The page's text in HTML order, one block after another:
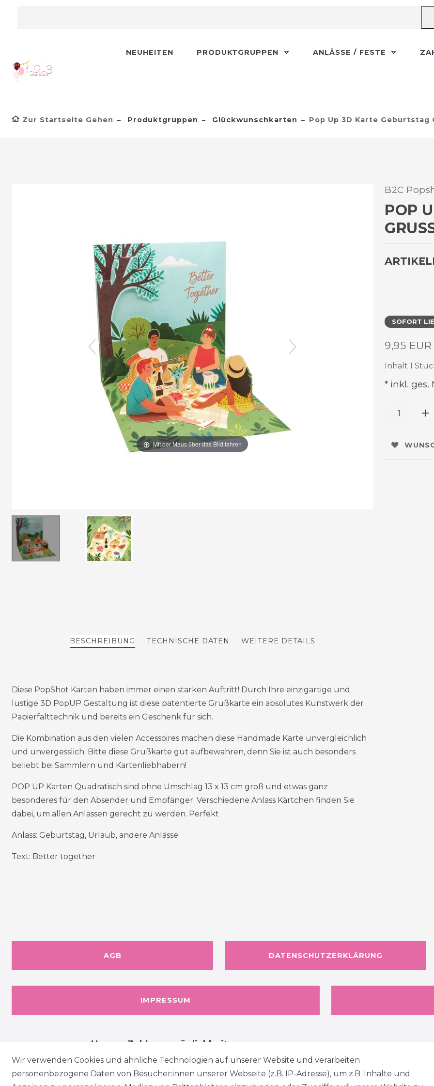
NEUHEITEN PRODUKTGRUPPEN ANLÄSSE / FESTE
Zur Startseite Gehen Produktgruppen Glückwunschkarten Pop Up 3D Karte Geburtstag
Mit der Maus über das Bild fahren
B2C
POP
SOFORT
9,95 EUR
Inhalt 1
* inkl. ges.
BESCHREIBUNG TECHNISCHE DATEN WEITERE DETAILS
Diese PopShot Karten haben immer einen starken Auftritt! Durch Ihre einzigartige und
lustige 3D PopUP Gestaltung ist diese patentierte Grußkarte ein absolutes Kunstwerk der
Papierfalttechnik und bereits ein Geschenk für sich.
Die Kombination aus den vielen Accessoires machen diese Handmade Karte unvergleichlich
und unvergesslich. Bitte diese Grußkarte gut aufbewahren, denn Sie ist auch besonders
beliebt bei Sammlern und Kartenliebhabern!
POP UP Karten Quadratisch sind ohne Umschlag 13 x 13 cm groß und etwas ganz
besonderes für den Absender und Empfänger. Verschiedene Anlass Kärtchen finden Sie
dabei, um allen Anlässen gerecht zu werden. Perfekt
Anlass: Geburtstag, Urlaub, andere Anlässe
Text: Better together
AGB DATENSCHUTZERKLÄRUNG
IMPRESSUM
Unsere Zahlungsmöglichkeiten
Wir verwenden Cookies und ähnliche Technologien auf unserer Website und verarbeiten
personenbezogene Daten von Besucher:innen unserer Webseite (z.B. IP-Adresse), um z.B. Inhalte und